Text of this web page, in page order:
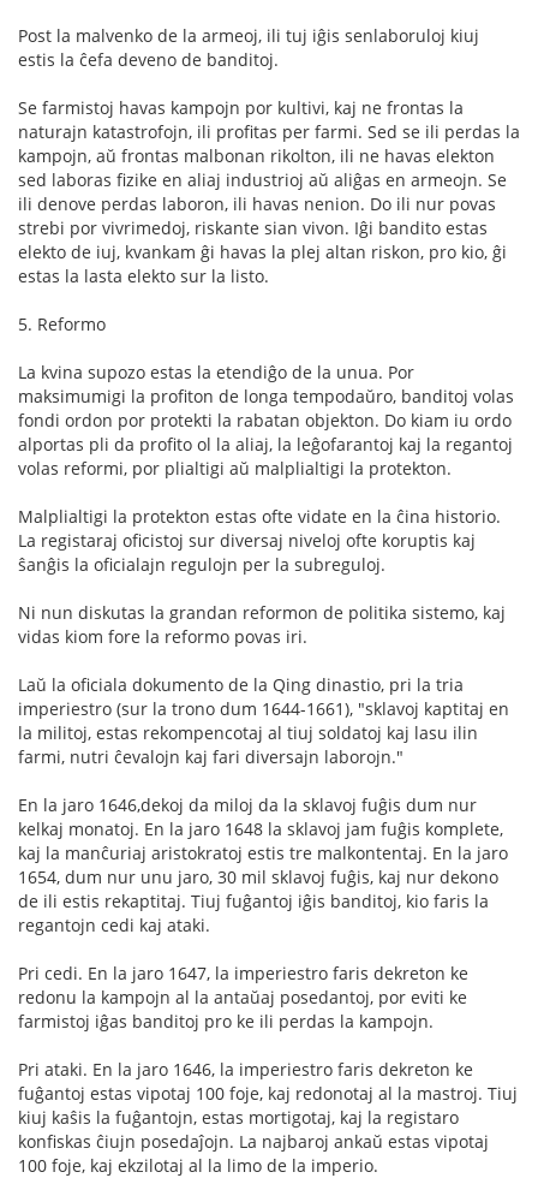
Post la malvenko de la armeoj, ili tuj iĝis senlaboruloj kiuj
estis la ĉefa deveno de banditoj.
Se farmistoj havas kampojn por kultivi, kaj ne frontas la
naturajn katastrofojn, ili profitas per farmi. Sed se ili perdas la
kampojn, aŭ frontas malbonan rikolton, ili ne havas elekton
sed laboras fizike en aliaj industrioj aŭ aliĝas en armeojn. Se
ili denove perdas laboron, ili havas nenion. Do ili nur povas
strebi por vivrimedoj, riskante sian vivon. Iĝi bandito estas
elekto de iuj, kvankam ĝi havas la plej altan riskon, pro kio, ĝi
estas la lasta elekto sur la listo.
5. Reformo
La kvina supozo estas la etendiĝo de la unua. Por
maksimumigi la profiton de longa tempodaŭro, banditoj volas
fondi ordon por protekti la rabatan objekton. Do kiam iu ordo
alportas pli da profito ol la aliaj, la leĝofarantoj kaj la regantoj
volas reformi, por plialtigi aŭ malplialtigi la protekton.
Malplialtigi la protekton estas ofte vidate en la ĉina historio.
La registaraj oficistoj sur diversaj niveloj ofte koruptis kaj
ŝanĝis la oficialajn regulojn per la subreguloj.
Ni nun diskutas la grandan reformon de politika sistemo, kaj
vidas kiom fore la reformo povas iri.
Laŭ la oficiala dokumento de la Qing dinastio, pri la tria
imperiestro (sur la trono dum 1644-1661), "sklavoj kaptitaj en
la militoj, estas rekompencotaj al tiuj soldatoj kaj lasu ilin
farmi, nutri ĉevalojn kaj fari diversajn laborojn."
En la jaro 1646,dekoj da miloj da la sklavoj fuĝis dum nur
kelkaj monatoj. En la jaro 1648 la sklavoj jam fuĝis komplete,
kaj la manĉuriaj aristokratoj estis tre malkontentaj. En la jaro
1654, dum nur unu jaro, 30 mil sklavoj fuĝis, kaj nur dekono
de ili estis rekaptitaj. Tiuj fuĝantoj iĝis banditoj, kio faris la
regantojn cedi kaj ataki.
Pri cedi. En la jaro 1647, la imperiestro faris dekreton ke
redonu la kampojn al la antaŭaj posedantoj, por eviti ke
farmistoj iĝas banditoj pro ke ili perdas la kampojn.
Pri ataki. En la jaro 1646, la imperiestro faris dekreton ke
fuĝantoj estas vipotaj 100 foje, kaj redonotaj al la mastroj. Tiuj
kiuj kaŝis la fuĝantojn, estas mortigotaj, kaj la registaro
konfiskas ĉiujn posedaĵojn. La najbaroj ankaŭ estas vipotaj
100 foje, kaj ekzilotaj al la limo de la imperio.